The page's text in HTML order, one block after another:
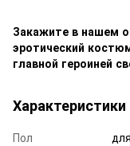
Закажите в нашем
эротический
главной героиней
Характеристики
Пол